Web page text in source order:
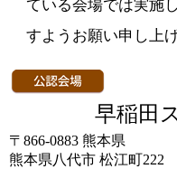
ている会場では実施
すようお願い申し上げ
早稲田
〒866-0883 熊本県
熊本県八代市 松江町222